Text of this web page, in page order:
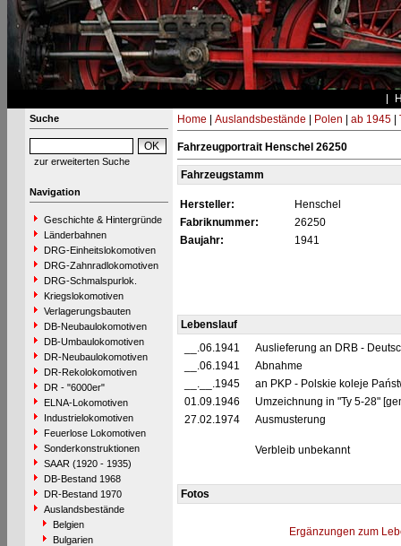
Suche
zur erweiterten Suche
Navigation
Geschichte & Hintergründe
Länderbahnen
DRG-Einheitslokomotiven
DRG-Zahnradlokomotiven
DRG-Schmalspurlok.
Kriegslokomotiven
Verlagerungsbauten
DB-Neubaulokomotiven
DB-Umbaulokomotiven
DR-Neubaulokomotiven
DR-Rekolokomotiven
DR - "6000er"
ELNA-Lokomotiven
Industrielokomotiven
Feuerlose Lokomotiven
Sonderkonstruktionen
SAAR (1920 - 1935)
DB-Bestand 1968
DR-Bestand 1970
Auslandsbestände
Belgien
Bulgarien
Home Auslandsbestände Polen ab 1945|
Fahrzeugportrait Henschel 26250
Fahrzeugstamm
Hersteller:
Henschel
Fabriknummer:
26250
Baujahr:
1941
Lebenslauf
__.06.1941
Auslieferung an DRB -
__.06.1941
Abnahme
__.__.1945
an PKP - Polskie koleje
01.09.1946
Umzeichnung in "Ty 5-28"
27.02.1974
Ausmusterung
Verbleib unbekannt
Fotos
Ergänzungen zum